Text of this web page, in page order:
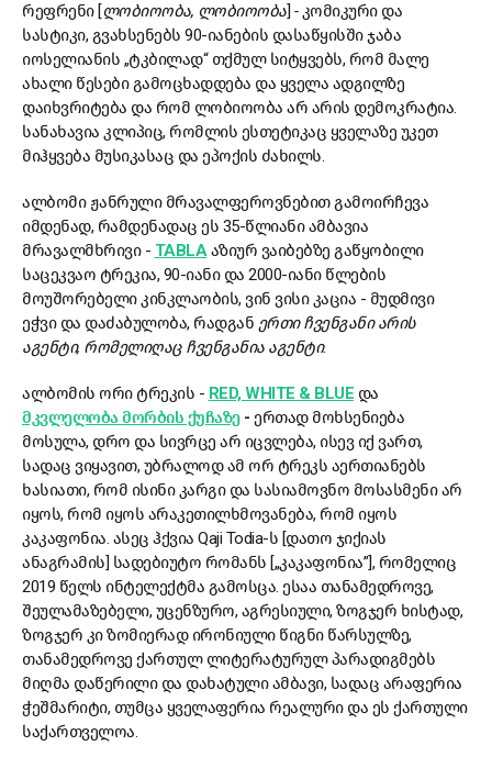
რეფრენი [ლობიოობა, ლობიოობა] -კომიკური და
სასტიკი, გვახსენებს 90-იანების დასაწყისში ჯაბა
იოსელიანის „ტკბილად“ თქმულ სიტყვებს, რომ მალე
ახალი წესები გამოცხადდება და ყველა ადგილზე
დაიხვრიტება და რომ ლობიოობა არ არის დემოკრატია.
სანახავია კლიპიც, რომლის ესთეტიკაც ყველაზე უკეთ
მიჰყვება მუსიკასაც და ეპოქის ძახილს.
ალბომი ჟანრული მრავალფეროვნებით გამოირჩევა
იმდენად, რამდენადაც ეს 35-წლიანი ამბავია
მრავალმხრივი - TABLAაზიურ ვაიბებზე გაწყობილი
საცეკვაო ტრეკია, 90-იანი და 2000-იანი წლების
მოუშორებელი კინკლაობის, ვინ ვისი კაცია - მუდმივი
ეჭვი და დაძაბულობა, რადგან ერთი ჩვენგანი არის
აგენტი, რომელიღაც ჩვენგანია აგენტი.
ალბომის ორი ტრეკის - RED, WHITE & BLUE და
მკვლელობა მორბის ქუჩაზე- ერთად მოხსენიება
მოსულა, დრო და სივრცე არ იცვლება, ისევ იქ ვართ,
სადაც ვიყავით, უბრალოდ ამ ორ ტრეკს აერთიანებს
ხასიათი, რომ ისინი კარგი და სასიამოვნო მოსასმენი არ
იყოს, რომ იყოს არაკეთილხმოვანება, რომ იყოს
კაკაფონია. ასეც ჰქვია Qaji Todia-ს [დათო ჯიქიას
ანაგრამის] სადებიუტო რომანს [„კაკაფონია”], რომელიც
2019 წელს ინტელექტმა გამოსცა. ესაა თანამედროვე,
შეულამაზებელი, უცენზურო, აგრესიული, ზოგჯერ ხისტად,
ზოგჯერ კი ზომიერად ირონიული წიგნი წარსულზე,
თანამედროვე ქართულ ლიტერატურულ პარადიგმებს
მიღმა დაწერილი და დახატული ამბავი, სადაც არაფერია
ჭეშმარიტი, თუმცა ყველაფერია რეალური და ეს ქართული
საქართველოა.